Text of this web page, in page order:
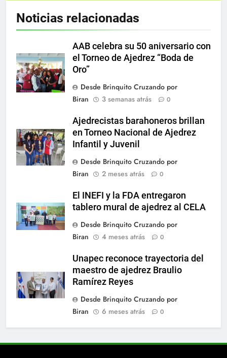
Noticias relacionadas
AAB celebra su 50 aniversario con
el Torneo de Ajedrez “Boda de
Oro”
Desde Brinquito Cruzando por
Biran
3 semanas atrás 0
Ajedrecistas barahoneros brillan
en Torneo Nacional de Ajedrez
Infantil y Juvenil
Desde Brinquito Cruzando por
Biran
2 meses atrás 0
El INEFI y la FDA entregaron
tablero mural de ajedrez al CELA
Desde Brinquito Cruzando por
Biran
4 meses atrás 0
Unapec reconoce trayectoria del
maestro de ajedrez Braulio
Ramírez Reyes
Desde Brinquito Cruzando por
Biran
6 meses atrás 0